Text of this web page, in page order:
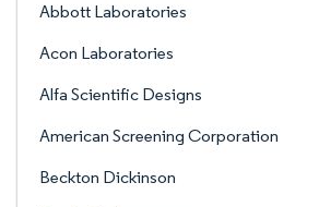
Abbott Laboratories
Acon Laboratories
Alfa Scientific Designs
American Screening Corporation
Beckton Dickinson